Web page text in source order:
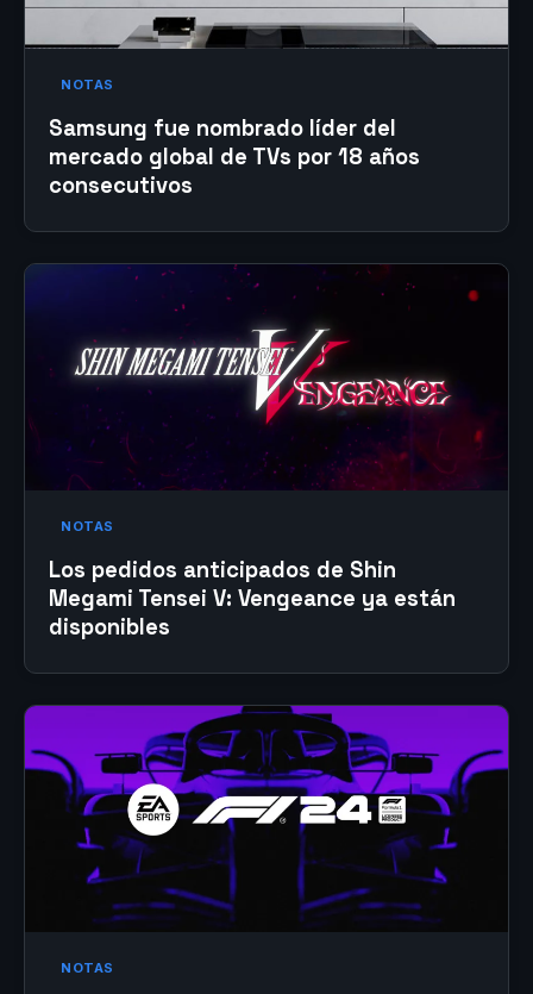
NOTAS
Samsung fue nombrado líder del
mercado global de TVs por 18 años
consecutivos
NOTAS
Los pedidos anticipados de Shin
Megami Tensei V: Vengeance ya están
disponibles
NOTAS